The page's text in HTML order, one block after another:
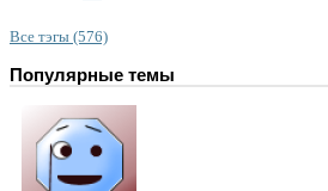
Все тэгы (576)
Популярные темы